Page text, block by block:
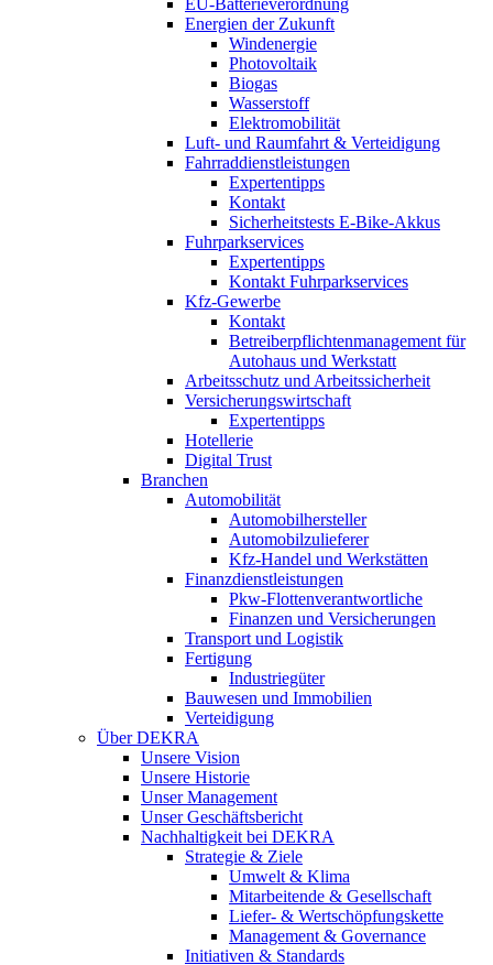
Energien der Zukunft
Windenergie
Photovoltaik
Biogas
Wasserstoff
Elektromobilität
Luft- und Raumfahrt & Verteidigung
Fahrraddienstleistungen
Expertentipps
Kontakt
Sicherheitstests E-Bike-Akkus
Fuhrparkservices
Expertentipps
Kontakt Fuhrparkservices
Kfz-Gewerbe
Kontakt
Betreiberpflichtenmanagement für
Autohaus und Werkstatt
Arbeitsschutz und Arbeitssicherheit
Versicherungswirtschaft
Expertentipps
Hotellerie
Digital Trust
Branchen
Automobilität
Automobilhersteller
Automobilzulieferer
Kfz-Handel und Werkstätten
Finanzdienstleistungen
Pkw‑Flottenverantwortliche
Finanzen und Versicherungen
Transport und Logistik
Fertigung
Industriegüter
Bauwesen und Immobilien
Verteidigung
Über DEKRA
Unsere Vision
Unsere Historie
Unser Management
Unser Geschäftsbericht
Nachhaltigkeit bei DEKRA
Strategie & Ziele
Umwelt & Klima
Mitarbeitende & Gesellschaft
Liefer- & Wertschöpfungskette
Management & Governance
Initiativen & Standards